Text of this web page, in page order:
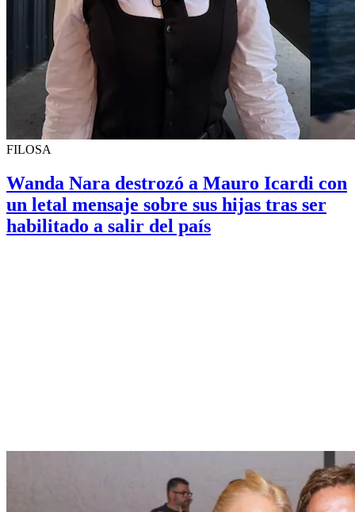
FILOSA
Wanda Nara destrozó a Mauro Icardi con
un letal mensaje sobre sus hijas tras ser
habilitado a salir del país